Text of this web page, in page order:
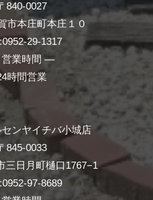
840-0027
市本庄町本庄１０
29-1317
業時間 ―
時間営業
センヤイチバ小城店
845-0033
三日月町樋口1767−1
97-8689